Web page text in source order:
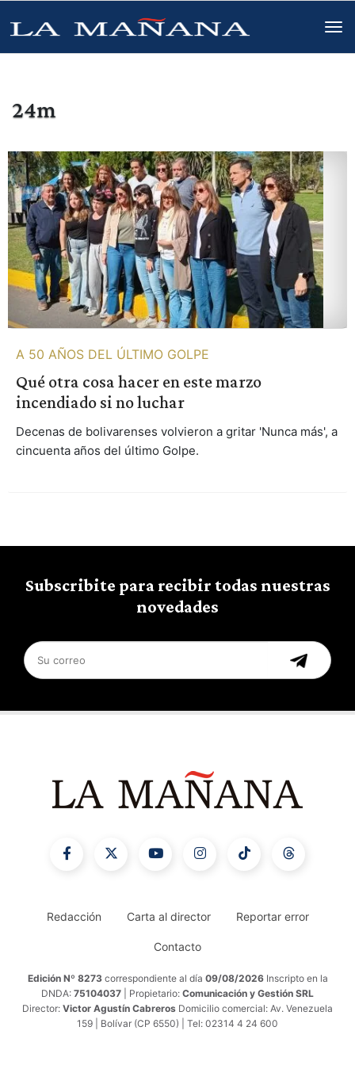
24m
A 50 AÑOS DEL ÚLTIMO GOLPE
Qué otra cosa hacer en este marzo
incendiado si no luchar
Decenas de bolivarenses volvieron a gritar 'Nunca más', a
cincuenta años del último Golpe.
Subscribite para recibir todas nuestras
novedades
Redacción Carta al director Reportar error
Contacto
Edición Nº 8273 correspondiente al día 09/08/2026 Inscripto en la
DNDA: 75104037 | Propietario: Comunicación y Gestión SRL
Director: Victor Agustín Cabreros Domicilio comercial: Av. Venezuela
159 | Bolívar (CP 6550) | Tel: 02314 4 24 600